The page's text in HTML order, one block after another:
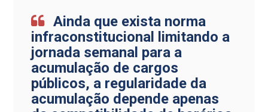
Ainda que exista norma
infraconstitucional limitando a
jornada semanal para a
acumulação de cargos
públicos, a regularidade da
acumulação depende apenas